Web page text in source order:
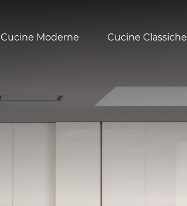
Cucine Moderne Cucine Classiche